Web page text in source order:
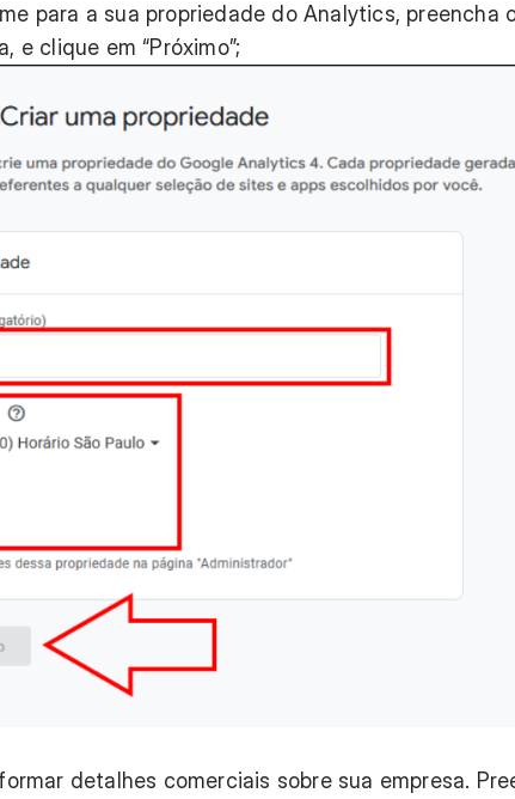
para a sua propriedade do Analytics, preencha
e clique em “Próximo”;
detalhes comerciais sobre sua empresa.